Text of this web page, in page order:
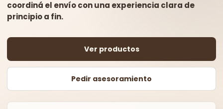
coordiná el envío con una experiencia clara de
principio a fin.
Ver productos
Pedir asesoramiento